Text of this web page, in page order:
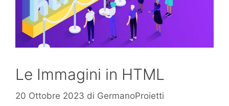
Le Immagini in HTML
20 Ottobre 2023 di GermanoProietti